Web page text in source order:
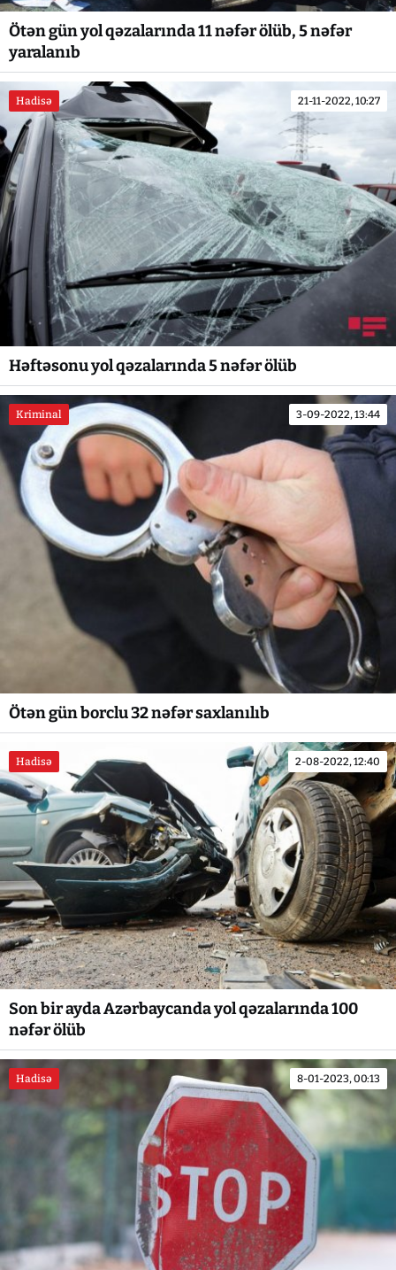
Ötən gün yol qəzalarında 11 nəfər ölüb, 5 nəfər
yaralanıb
Hadisə 21-11-2022, 10:27
Həftəsonu yol qəzalarında 5 nəfər ölüb
Kriminal 3-09-2022, 13:44
Ötən gün borclu 32 nəfər saxlanılıb
Hadisə 2-08-2022, 12:40
Son bir ayda Azərbaycanda yol qəzalarında 100
nəfər ölüb
Hadisə 8-01-2023, 00:13